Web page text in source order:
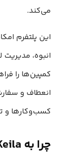
می‌کند.
این پلتفرم
انبوه،
کمپین‌ها را
انعطاف و
کسب‌وکارها و
چرا به Keila نیاز داریم؟